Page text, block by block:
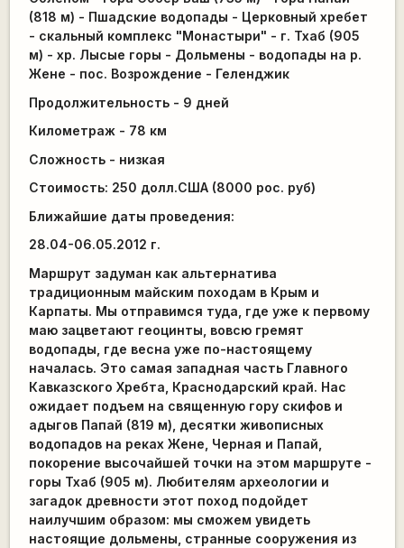
(818 м) - Пшадские водопады - Церковный хребет
- скальный комплекс "Монастыри" - г. Тхаб (905
м) - хр. Лысые горы - Дольмены - водопады на р.
Жене - пос. Возрождение - Геленджик
Продолжительность - 9 дней
Километраж - 78 км
Сложность - низкая
Стоимость: 250 долл.США (8000 рос. руб)
Ближайшие даты проведения:
28.04-06.05.2012 г.
Маршрут задуман как альтернатива
традиционным майским походам в Крым и
Карпаты. Мы отправимся туда, где уже к первому
маю зацветают геоцинты, вовсю гремят
водопады, где весна уже по-настоящему
началась. Это самая западная часть Главного
Кавказского Хребта, Краснодарский край. Нас
ожидает подъем на священную гору скифов и
адыгов Папай (819 м), десятки живописных
водопадов на реках Жене, Черная и Папай,
покорение высочайшей точки на этом маршруте -
горы Тхаб (905 м). Любителям археологии и
загадок древности этот поход подойдет
наилучшим образом: мы сможем увидеть
настоящие дольмены, странные сооружения из